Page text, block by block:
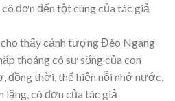
đơn đến tột cùng của tác giả
thấy cảnh tượng Đèo Ngang
thoáng có sự sống của con
đồng thời, thể hiện nỗi nhớ nước,
lặng, cô đơn của tác giả